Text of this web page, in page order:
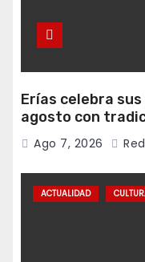
Erías celebra
agosto con
vecinal
Ago 7, 2026
ACTUALIDAD